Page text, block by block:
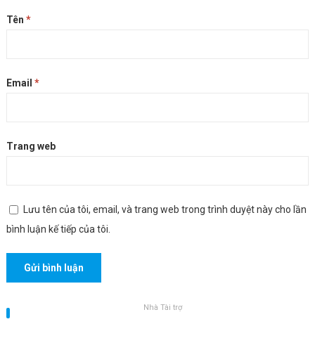
Tên *
Email *
Trang web
Lưu tên của tôi, email, và trang web trong trình duyệt này cho lần
bình luận kế tiếp của tôi.
Nhà Tài trợ